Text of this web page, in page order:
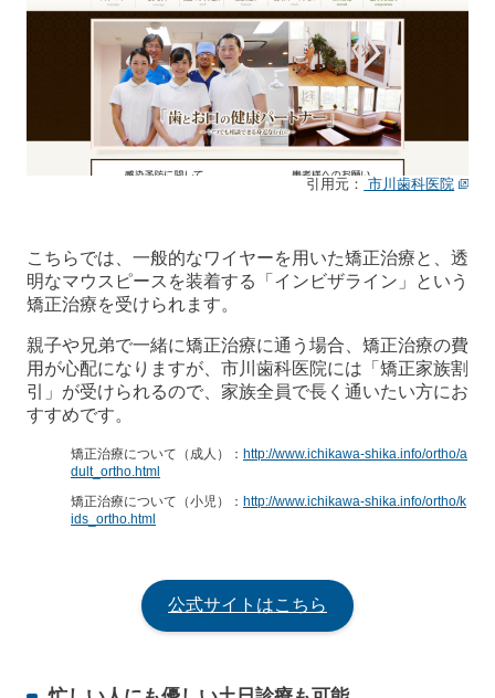
引用元： 市川歯科医院
こちらでは、一般的なワイヤーを用いた矯正治療と、透
明なマウスピースを装着する「インビザライン」という
矯正治療を受けられます。
親子や兄弟で一緒に矯正治療に通う場合、矯正治療の費
用が心配になりますが、市川歯科医院には「矯正家族割
引」が受けられるので、家族全員で長く通いたい方にお
すすめです。
矯正治療について（成人）： http://www.ichikawa-shika.info/ortho/a
dult_ortho.html
矯正治療について（小児）： http://www.ichikawa-shika.info/ortho/k
ids_ortho.html
公式サイトはこちら